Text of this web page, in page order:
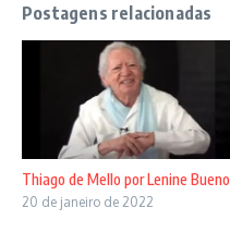
Postagens relacionadas
Thiago de Mello por Lenine Bueno
20 de janeiro de 2022